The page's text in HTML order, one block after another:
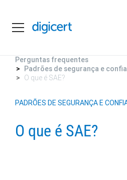
Perguntas frequentes
Padrões de segurança e
O que é SAE?
PADRÕES DE SEGURANÇA E
O que é SAE?